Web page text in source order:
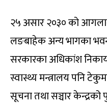
२५ असार २०३० को
लङबाहेक अन्य भागका
सरकारका अधिकांश
स्वास्थ्य मन्त्रालय पनि
सूचना तथा सञ्चार केन्द्रको